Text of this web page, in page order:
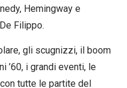
Hemingway e
Filippo.
gli scugnizzi, il boom
’60, i grandi eventi, le
tutte le partite del